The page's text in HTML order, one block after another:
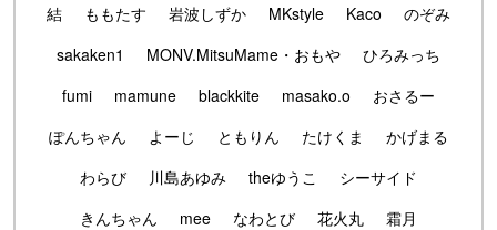
結
ももたす 岩波しずか MKstyle Kaco
のぞみ
sakaken1
MONV.MitsuMame・おもや
ひろみっち
fumi
mamune blackkite masako.o
おさるー
ぽんちゃん
よーじ ともりん たけくま
かげまる
わらび
川島あゆみ theゆうこ
シーサイド
きんちゃん
mee なわとび 花火丸
霜月